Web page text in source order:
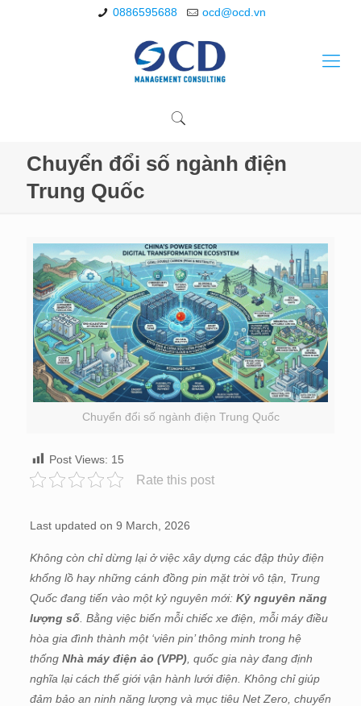
0886595688 ocd@ocd.vn
Chuyển đổi số ngành điện
Trung Quốc
Chuyển đổi số ngành điện Trung Quốc
Post Views: 15
Rate this post
Last updated on 9 March, 2026
Không còn chỉ dừng lại ở việc xây dựng các đập thủy điện
khổng lồ hay những cánh đồng pin mặt trời vô tận, Trung
Quốc đang tiến vào một kỷ nguyên mới: Kỷ nguyên năng
lượng số. Bằng việc biến mỗi chiếc xe điện, mỗi máy điều
hòa gia đình thành một ‘viên pin’ thông minh trong hệ
thống Nhà máy điện ảo (VPP), quốc gia này đang định
nghĩa lại cách thế giới vận hành lưới điện. Không chỉ giúp
đảm bảo an ninh năng lượng và mục tiêu Net Zero, chuyển